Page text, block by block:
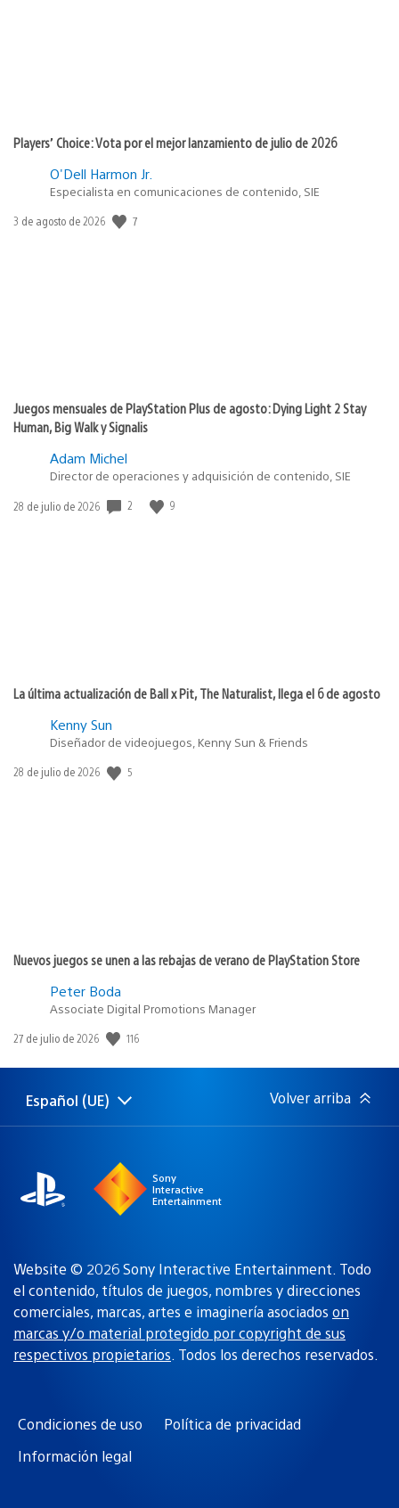
Players’ Choice: Vota por el mejor lanzamiento de julio de 2026
O'Dell Harmon Jr.
Especialista en comunicaciones de contenido, SIE
Fecha
3 de agosto de 2026 7
Juegos mensuales de PlayStation Plus de agosto: Dying Light 2 Stay
Human, Big Walk y Signalis
Adam Michel
Director de operaciones y adquisición de contenido, SIE
Fecha
28 de julio de 2026 2 9
La última actualización de Ball x Pit, The Naturalist, llega el 6 de agosto
Kenny Sun
Diseñador de videojuegos, Kenny Sun & Friends
Fecha
28 de julio de 2026 5
Nuevos juegos se unen a las rebajas de verano de PlayStation Store
Peter Boda
Associate Digital Promotions Manager
Fecha
publicación:
27 de julio de 2026 116
Selecciona
una
Región
actual:
Español (UE) Volver arriba
Sony
Interactive
Entertainment
Website © 2026 Sony Interactive Entertainment. Todo
el contenido, títulos de juegos, nombres y direcciones
comerciales, marcas, artes e imaginería asociados on
marcas y/o material protegido por copyright de sus
respectivos propietarios. Todos los derechos reservados.
Condiciones de uso
Política de privacidad
Información legal